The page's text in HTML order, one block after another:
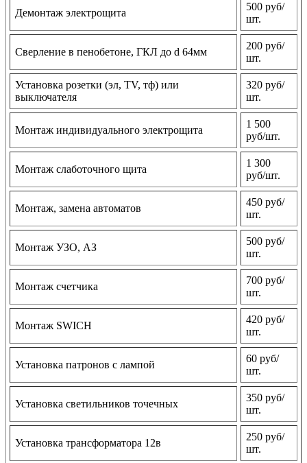
Демонтаж электрощита
500 руб/
шт.
Сверление в пенобетоне, ГКЛ до d 64мм
200 руб/
шт.
Установка розетки (эл, TV, тф) или
выключателя
320 руб/
шт.
Монтаж индивидуального электрощита
1 500
руб/шт.
Монтаж слаботочного щита
1 300
руб/шт.
Монтаж, замена автоматов
450 руб/
шт.
Монтаж УЗО, АЗ
500 руб/
шт.
Монтаж счетчика
700 руб/
шт.
Монтаж SWICH
420 руб/
шт.
Установка патронов с лампой
60 руб/
шт.
Установка светильников точечных
350 руб/
шт.
Установка трансформатора 12в
250 руб/
шт.